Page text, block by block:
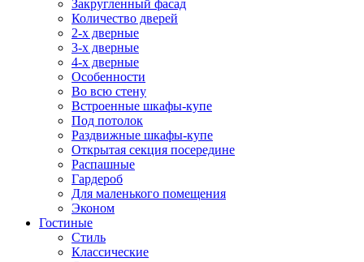
Закругленный фасад
Количество дверей
2-х дверные
3-х дверные
4-х дверные
Особенности
Во всю стену
Встроенные шкафы-купе
Под потолок
Раздвижные шкафы-купе
Открытая секция посередине
Распашные
Гардероб
Для маленького помещения
Эконом
Гостиные
Стиль
Классические